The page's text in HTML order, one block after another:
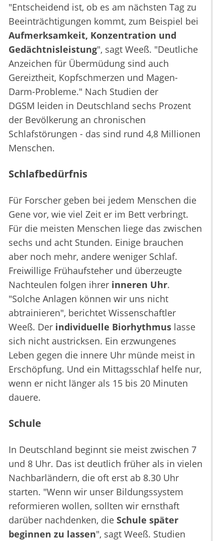
"Entscheidend ist, ob es am nächsten Tag zu
Beeinträchtigungen kommt, zum Beispiel bei
Aufmerksamkeit, Konzentration und
Gedächtnisleistung", sagt Weeß. "Deutliche
Anzeichen für Übermüdung sind auch
Gereiztheit, Kopfschmerzen und Magen-
Darm-Probleme." Nach Studien der
DGSM leiden in Deutschland sechs Prozent
der Bevölkerung an chronischen
Schlafstörungen - das sind rund 4,8 Millionen
Menschen.
Schlafbedürfnis
Für Forscher geben bei jedem Menschen die
Gene vor, wie viel Zeit er im Bett verbringt.
Für die meisten Menschen liege das zwischen
sechs und acht Stunden. Einige brauchen
aber noch mehr, andere weniger Schlaf.
Freiwillige Frühaufsteher und überzeugte
Nachteulen folgen ihrer inneren Uhr.
"Solche Anlagen können wir uns nicht
abtrainieren", berichtet Wissenschaftler
Weeß. Der individuelle Biorhythmus lasse
sich nicht austricksen. Ein erzwungenes
Leben gegen die innere Uhr münde meist in
Erschöpfung. Und ein Mittagsschlaf helfe nur,
wenn er nicht länger als 15 bis 20 Minuten
dauere.
Schule
In Deutschland beginnt sie meist zwischen 7
und 8 Uhr. Das ist deutlich früher als in vielen
Nachbarländern, die oft erst ab 8.30 Uhr
starten. "Wenn wir unser Bildungssystem
reformieren wollen, sollten wir ernsthaft
darüber nachdenken, die Schule später
beginnen zu lassen", sagt Weeß. Studien